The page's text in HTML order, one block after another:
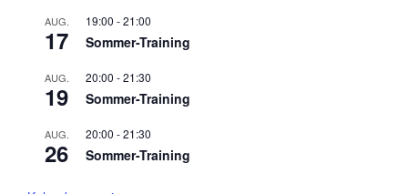
AUG.
17
19:00 -21:00
Sommer-Training
AUG.
19
20:00 -21:30
Sommer-Training
AUG.
26
20:00 -21:30
Sommer-Training